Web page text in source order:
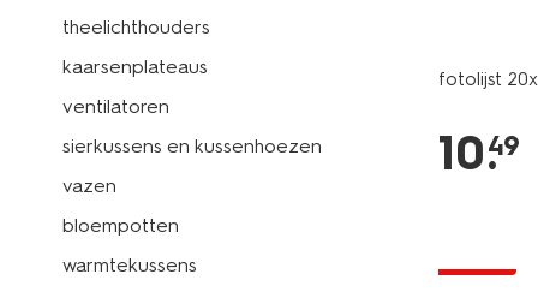
theelichthouders
kaarsenplateaus
ventilatoren
sierkussens en kussenhoezen
vazen
bloempotten
warmtekussens
fotolijst
10.
49